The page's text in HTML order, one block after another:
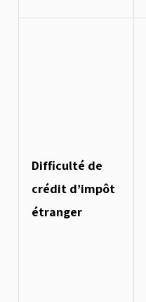
Difficulté de
crédit d’impôt
étranger